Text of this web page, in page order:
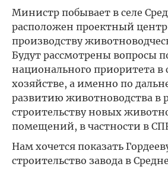
Министр побывает в селе
расположен проектный
производству
Будут рассмотрены вопросы
национального приоритета в
хозяйстве, а именно по
развитию животноводства в
строительству новых
помещений, в частности в
Нам хочется показать
строительство завода в